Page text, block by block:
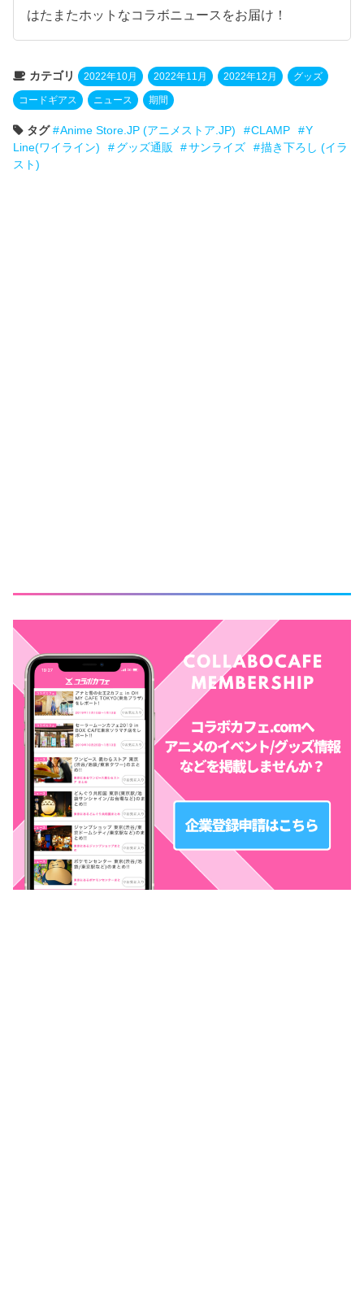
はたまたホットなコラボニュースをお届け！
カテゴリ 2022年10月 2022年11月 2022年12月 グッズ
コードギアス ニュース 期間
タグ Anime Store.JP (アニメストア.JP) CLAMP
Y
Line(ワイライン)
グッズ通販 サンライズ
描き下ろし (イラ
スト)